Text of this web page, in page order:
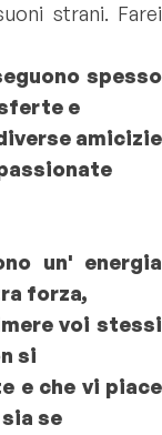
strani. Farei
spesso
e
amicizie
un' energia
forza,
voi stessi
si
e che vi piace
se